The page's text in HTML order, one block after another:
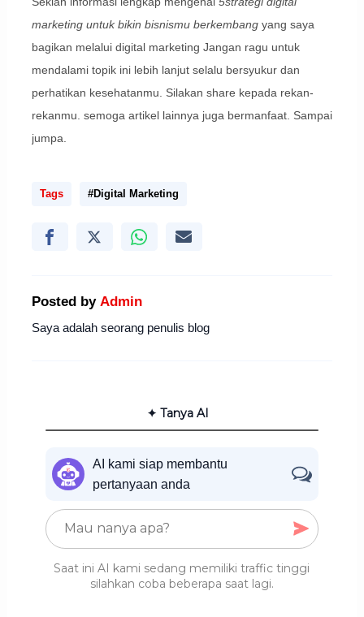
marketing untuk bikin bisnismu berkembangyang saya
bagikan melalui digital marketing Jangan ragu untuk
mendalami topik ini lebih lanjut selalu bersyukur dan
perhatikan kesehatanmu. Silakan share kepada rekan-
rekanmu. semoga artikel lainnya juga bermanfaat. Sampai
jumpa.
Tags #Digital Marketing
Posted by Admin
Saya adalah seorang penulis blog
✦ Tanya AI
AI kami siap membantu
pertanyaan anda
Saat ini AI kami sedang memiliki traffic tinggi
silahkan coba beberapa saat lagi.